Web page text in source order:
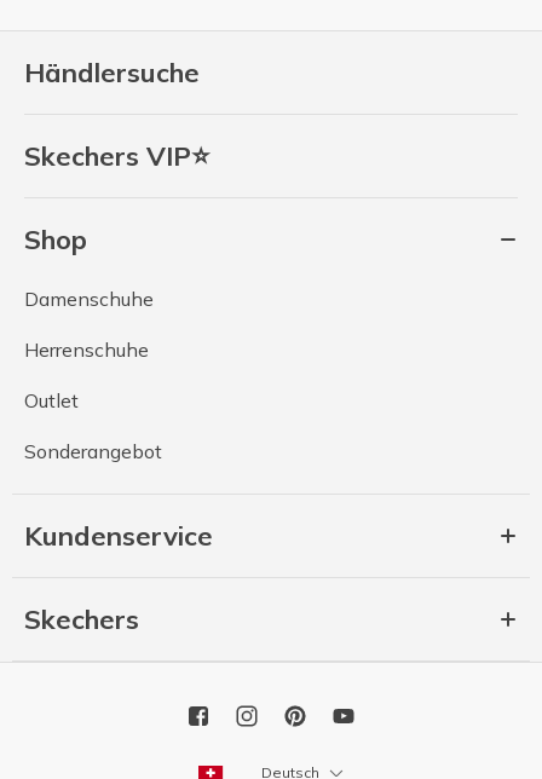
Händlersuche
Skechers VIP⭐
Shop
Damenschuhe
Herrenschuhe
Outlet
Sonderangebot
Kundenservice
Skechers
Deutsch